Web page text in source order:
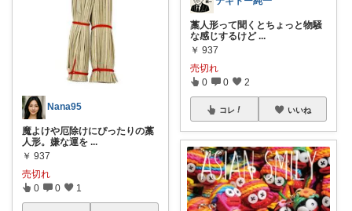
Nana95
魔よけや厄除けにぴったりの藁
人形。嫌な運を ...
￥ 937
売切れ
0 0 1
藁人形って聞くとちょっと物騒
な感じするけど ...
￥ 937
売切れ
0 0 2
コレ いいね